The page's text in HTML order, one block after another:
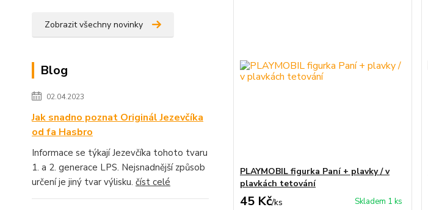
Zobrazit všechny novinky
Blog
02.04.2023
Jak snadno poznat Originál Jezevčíka
od fa Hasbro
Informace se týkají Jezevčíka tohoto tvaru
1. a 2. generace LPS. Nejsnadnější způsob
určení je jiný tvar výlisku. číst celé
PLAYMOBIL figurka Paní + plavky / v
plavkách tetování
45 Kč/ks Skladem 1 ks